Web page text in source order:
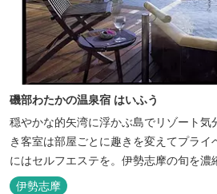
磯部わたかの温泉宿 はいふう
穏やかな的矢湾に浮かぶ島でリゾート気
き客室は部屋ごとに趣きを変えてプライ
にはセルフエステを。伊勢志摩の旬を濃
ングで。
伊勢志摩